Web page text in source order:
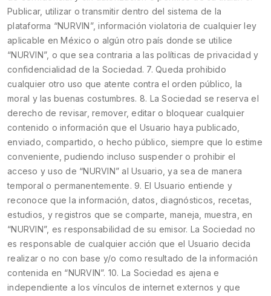
Publicar, utilizar o transmitir dentro del sistema de la
plataforma “NURVIN”, información violatoria de cualquier ley
aplicable en México o algún otro país donde se utilice
“NURVIN”, o que sea contraria a las políticas de privacidad y
confidencialidad de la Sociedad. 7. Queda prohibido
cualquier otro uso que atente contra el orden público, la
moral y las buenas costumbres. 8. La Sociedad se reserva el
derecho de revisar, remover, editar o bloquear cualquier
contenido o información que el Usuario haya publicado,
enviado, compartido, o hecho público, siempre que lo estime
conveniente, pudiendo incluso suspender o prohibir el
acceso y uso de “NURVIN” al Usuario, ya sea de manera
temporal o permanentemente. 9. El Usuario entiende y
reconoce que la información, datos, diagnósticos, recetas,
estudios, y registros que se comparte, maneja, muestra, en
“NURVIN”, es responsabilidad de su emisor. La Sociedad no
es responsable de cualquier acción que el Usuario decida
realizar o no con base y/o como resultado de la información
contenida en “NURVIN”. 10. La Sociedad es ajena e
independiente a los vínculos de internet externos y que